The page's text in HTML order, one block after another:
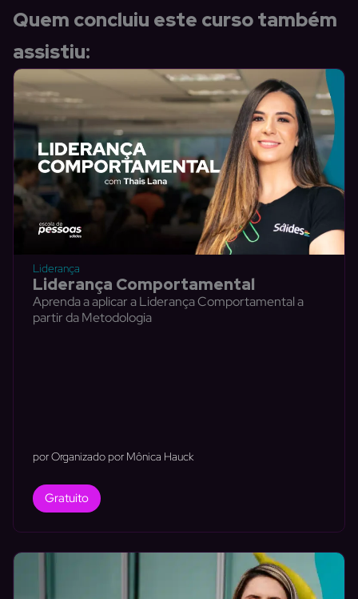
Quem concluiu este curso também
assistiu:
Liderança
Liderança Comportamental
Aprenda a aplicar a Liderança Comportamental a
partir da Metodologia
por Organizado por Mônica Hauck
Gratuito